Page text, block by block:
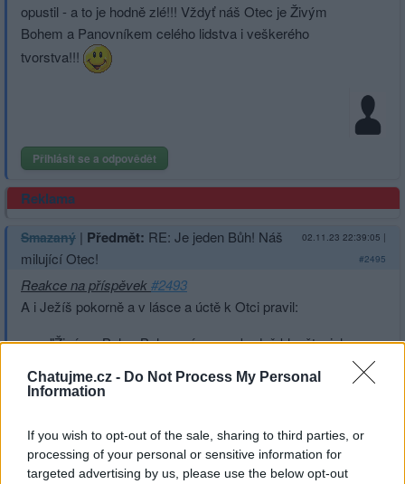
Chatujme.cz - Do Not Process My Personal
Information
If you wish to opt-out of the sale, sharing to third parties, or
processing of your personal or sensitive information for
targeted advertising by us, please use the below opt-out
opustil - a to je hodně zlé!!! Vždyť náš Otec je Živým
Bohem a Panovníkem celého lidstva i veškerého
tvorstva!!!
Přihlásit se a odpovědět
Reklama
Smazaný | Předmět: RE: Je jeden Bůh! Náš
milující Otec!
02.11.23 22:39:05 |
#2495
Reakce na příspěvek#2493
A i Ježíš pokorně a v lásce a úctě k Otci pravil:
"Živému Bohu, Bohu svému, se budeš klanět a jeho
Přihlásit se a odpovědět